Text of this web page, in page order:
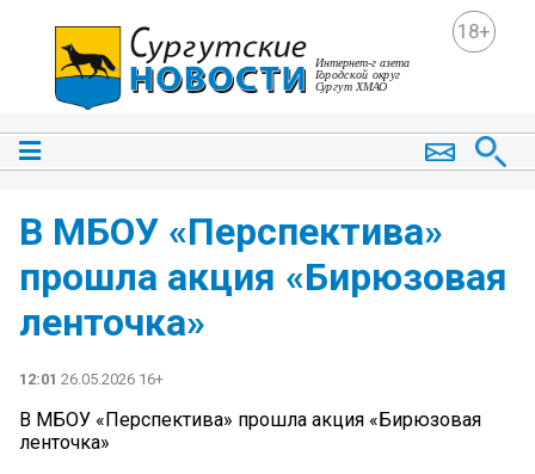
18+
В МБОУ «Перспектива»
прошла акция «Бирюзовая
ленточка»
12:01 26.05.2026 16+
В МБОУ «Перспектива» прошла акция «Бирюзовая
ленточка»